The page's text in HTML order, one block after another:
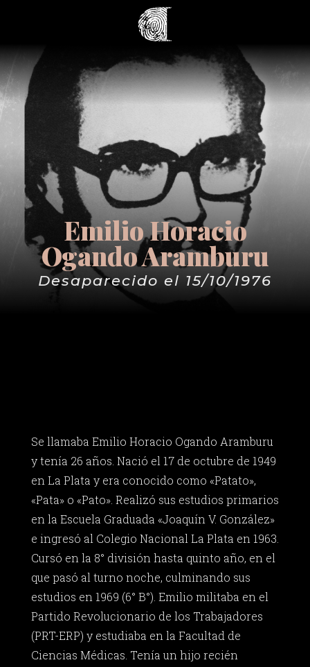
Emilio Horacio
Ogando Aramburu
Desaparecido el 15/10/1976
Se llamaba Emilio Horacio Ogando Aramburu
y tenía 26 años. Nació el 17 de octubre de 1949
en La Plata y era conocido como «Patato»,
«Pata» o «Pato». Realizó sus estudios primarios
en la Escuela Graduada «Joaquín V. González»
e ingresó al Colegio Nacional La Plata en 1963.
Cursó en la 8° división hasta quinto año, en el
que pasó al turno noche, culminando sus
estudios en 1969 (6° B°). Emilio militaba en el
Partido Revolucionario de los Trabajadores
(PRT-ERP) y estudiaba en la Facultad de
Ciencias Médicas. Tenía un hijo recién